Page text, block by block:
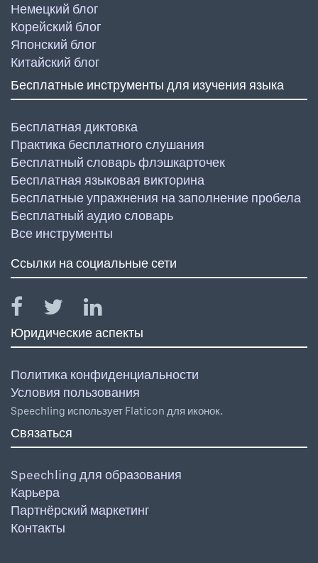
Немецкий блог
Корейский блог
Японский блог
Китайский блог
Бесплатные инструменты для изучения языка
Бесплатная диктовка
Практика бесплатного слушания
Бесплатный словарь флэшкарточек
Бесплатная языковая викторина
Бесплатные упражнения на заполнение пробела
Бесплатный аудио словарь
Все инструменты
Ссылки на социальные сети
Юридические аспекты
Политика конфиденциальности
Условия пользования
Speechling использует Flaticon для иконок.
Связаться
Speechling для образования
Карьера
Партнёрский маркетинг
Контакты